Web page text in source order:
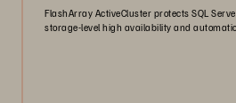
FlashArray ActiveCluster protects SQL
storage-level high availability and